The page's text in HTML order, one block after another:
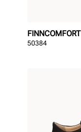
FINNCOMFORT
50384